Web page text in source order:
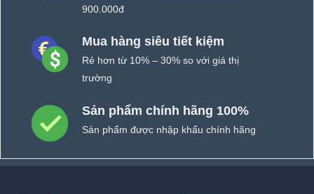
900.000đ
Mua hàng siêu tiết kiệm
Rẻ hơn từ 10% – 30% so với giá thị
trường
Sản phẩm chính hãng 100%
Sản phẩm được nhập khẩu chính hãng